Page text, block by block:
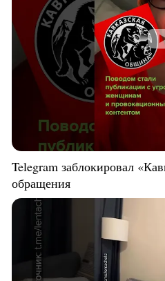
Telegram заблокировал
обращения